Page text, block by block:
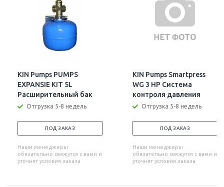
KIN Pumps PUMPS
EXPANSIE KIT 5L
Расширительный бак
Отгрузка 5-8 недель
ПОД ЗАКАЗ
Наши менеджеры
обязательно свяжутся с вами и
уточнят условия заказа
KIN Pumps Smartpress
WG 3 HP Система
контроля давления
Отгрузка 5-8 недель
ПОД ЗАКАЗ
Наши менеджеры
обязательно свяжутся с вами и
уточнят условия заказа